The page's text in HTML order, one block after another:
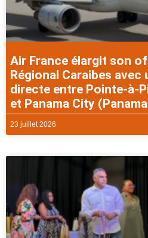
Air France élargit son
Régional Caraibes avec
directe entre Pointe-à-
et Panama City
23 juillet 2026